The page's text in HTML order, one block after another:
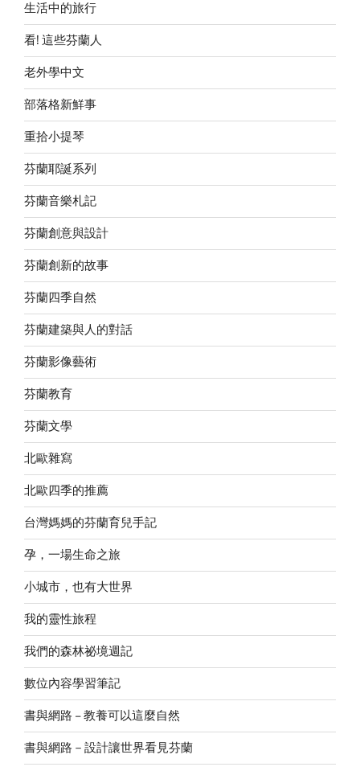
生活中的旅行
看! 這些芬蘭人
老外學中文
部落格新鮮事
重拾小提琴
芬蘭耶誕系列
芬蘭音樂札記
芬蘭創意與設計
芬蘭創新的故事
芬蘭四季自然
芬蘭建築與人的對話
芬蘭影像藝術
芬蘭教育
芬蘭文學
北歐雜寫
北歐四季的推薦
台灣媽媽的芬蘭育兒手記
孕，一場生命之旅
小城市，也有大世界
我的靈性旅程
我們的森林祕境週記
數位內容學習筆記
書與網路 – 教養可以這麼自然
書與網路－設計讓世界看見芬蘭